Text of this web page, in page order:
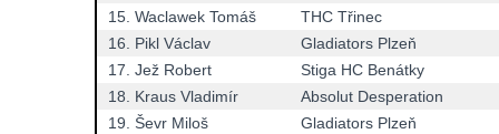
15. Waclawek Tomáš
THC Třinec
16.
Pikl Václav
Gladiators Plzeň
17. Jež Robert
Stiga HC Benátky
18.
Kraus Vladimír
Absolut Desperation
19. Ševr Miloš
Gladiators Plzeň